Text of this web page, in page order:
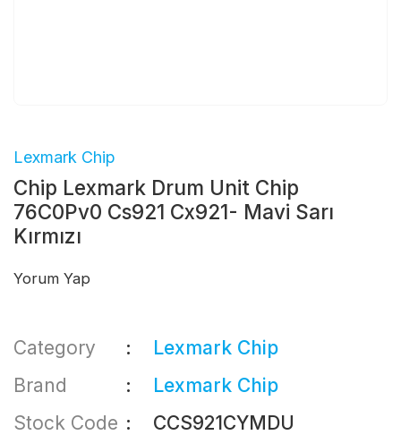
Lexmark Chip
Chip Lexmark Drum Unit Chip
76C0Pv0 Cs921 Cx921- Mavi Sarı
Kırmızı
Yorum Yap
Category
Lexmark Chip
Brand
Lexmark Chip
Stock Code
CCS921CYMDU